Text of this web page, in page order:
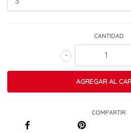
CANTIDAD
-
COMPARTIR